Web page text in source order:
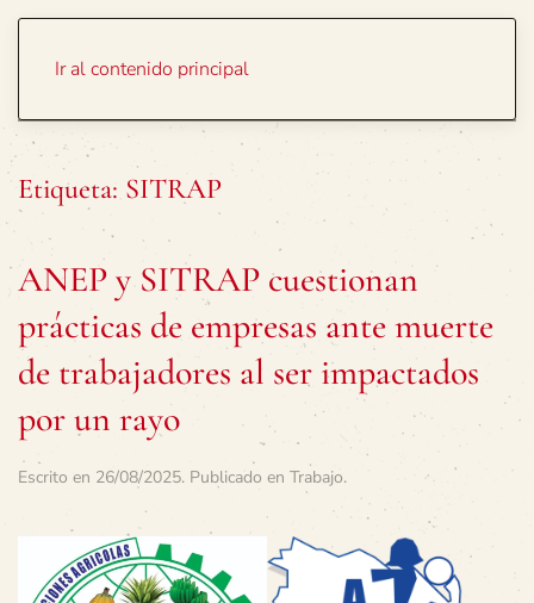
Ir al contenido principal
Etiqueta: SITRAP
ANEP y SITRAP cuestionan
prácticas de empresas ante muerte
de trabajadores al ser impactados
por un rayo
Escrito en 26/08/2025. Publicado en Trabajo.